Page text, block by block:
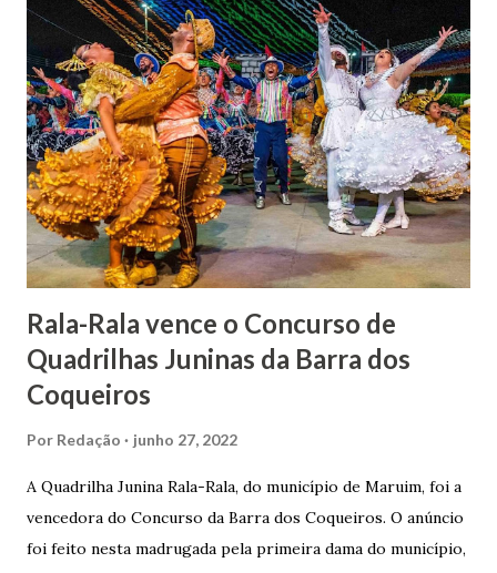
indiciamento para apropriar-se da volumosa herança. Em
1862, transferiu-se para o Rio de Janeiro e casou-se com
uma irmã do Visconde de Uruguai. O Barão de Maruim
apresentou uma grande dedicação à atividade agrícola, que
lhe proporcionou uma grande reserva financeira. João
Gomes de Melo mandou construir a Igreja Matriz de Nosso
Senhor Bom Jesus dos Passos, que foi inaugurada em 1862 e
doada ao vigário Pe. José Joaquim de Vasconcelos. A Igreja
Matriz...
Rala-Rala vence o Concurso de
Quadrilhas Juninas da Barra dos
Coqueiros
Por Redação junho 27, 2022
A Quadrilha Junina Rala-Rala, do município de Maruim, foi a
vencedora do Concurso da Barra dos Coqueiros. O anúncio
foi feito nesta madrugada pela primeira dama do município,